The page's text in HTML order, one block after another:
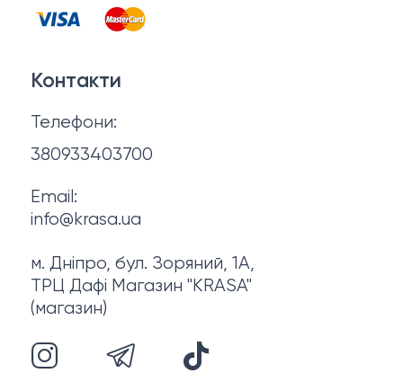
Косметика для манікюру та педикюру
Договір оферти
Політика конфіденційності
Про нас
Контакти
Телефони:
380933403700
Email:
info@krasa.ua
м. Дніпро, бул. Зоряний, 1А,
ТРЦ Дафі Магазин "KRASA"
(магазин)